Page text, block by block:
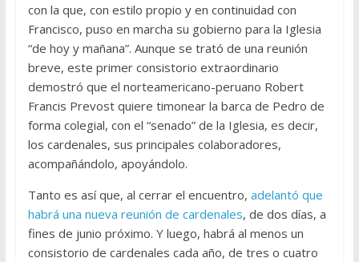
con la que, con estilo propio y en continuidad con
Francisco, puso en marcha su gobierno para la Iglesia
“de hoy y mañana”. Aunque se trató de una reunión
breve, este primer consistorio extraordinario
demostró que el norteamericano-peruano Robert
Francis Prevost quiere timonear la barca de Pedro de
forma colegial, con el “senado” de la Iglesia, es decir,
los cardenales, sus principales colaboradores,
acompañándolo, apoyándolo.
Tanto es así que, al cerrar el encuentro, adelantó que
habrá una nueva reunión de cardenales, de dos días, a
fines de junio próximo. Y luego, habrá al menos un
consistorio de cardenales cada año, de tres o cuatro